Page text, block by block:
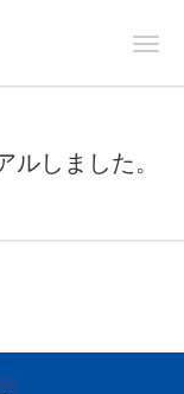
ルしました。